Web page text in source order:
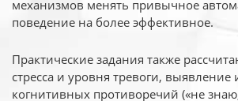
механизмов менять привычное
поведение на более эффективное.
Практические задания также
стресса и уровня тревоги, выявление
когнитивных противоречий («не